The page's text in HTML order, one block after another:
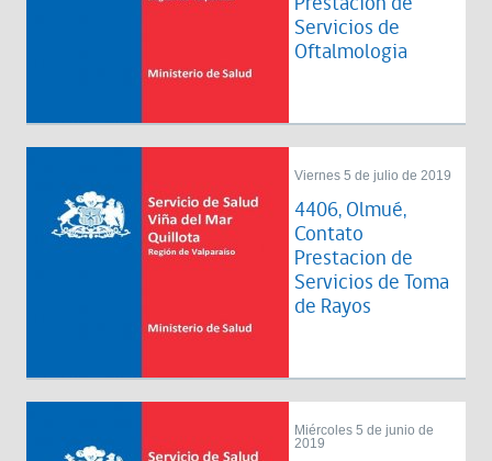
Servicios de
Oftalmologia
Viernes 5 de julio de 2019
4406, Olmué,
Contato
Prestacion de
Servicios de Toma
de Rayos
Miércoles 5 de junio de
2019